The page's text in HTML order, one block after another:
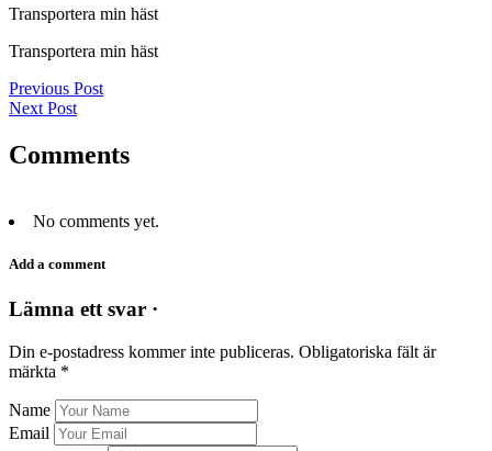
Transportera min häst
Transportera min häst
Previous Post
Next Post
Comments
No comments yet.
Add a comment
Lämna ett svar ·
Din e-postadress kommer inte publiceras. Obligatoriska fält är
märkta *
Name
Email